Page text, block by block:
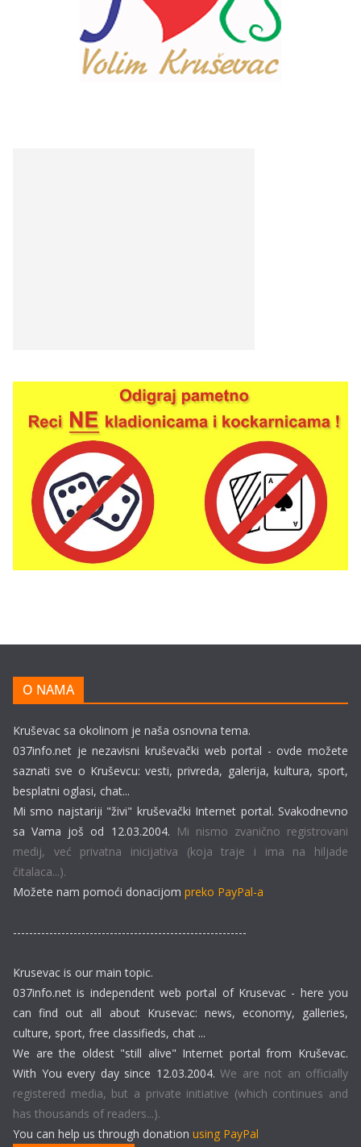
O NAMA
Kruševac sa okolinom je naša osnovna tema.
037info.net je nezavisni kruševački web portal - ovde možete
saznati sve o Kruševcu: vesti, privreda, galerija, kultura, sport,
besplatni oglasi, chat...
Mi smo najstariji "živi" kruševački Internet portal. Svakodnevno
sa Vama još od 12.03.2004. Mi nismo zvanično registrovani
medij, već privatna inicijativa (koja traje i ima na hiljade
čitalaca...).
Možete nam pomoći donacijom preko PayPal-a
----------------------------------------------------------
Krusevac is our main topic.
037info.net is independent web portal of Krusevac - here you
can find out all about Krusevac: news, economy, galleries,
culture, sport, free classifieds, chat ...
We are the oldest "still alive" Internet portal from Kruševac.
With You every day since 12.03.2004. We are not an officially
registered media, but a private initiative (which continues and
has thousands of readers...).
You can help us through donation using PayPal